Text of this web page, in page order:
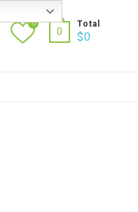
0
0
Total
$0